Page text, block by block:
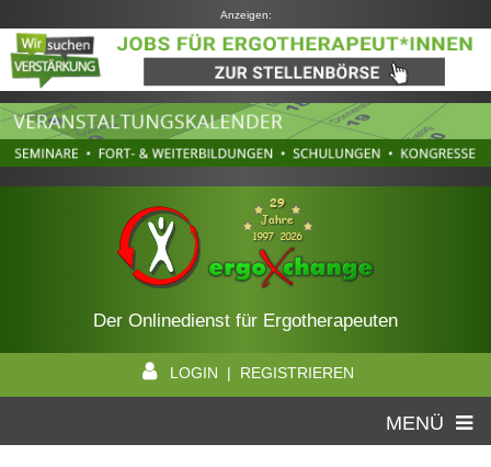
Anzeigen:
Der Onlinedienst für Ergotherapeuten
LOGIN | REGISTRIEREN
MENÜ